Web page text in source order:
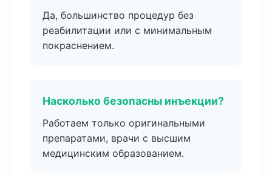
Да, большинство процедур без
реабилитации или с минимальным
покраснением.
Насколько безопасны инъекции?
Работаем только оригинальными
препаратами, врачи с высшим
медицинским образованием.